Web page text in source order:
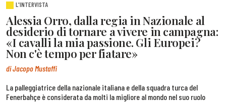
L'INTERVISTA
Alessia Orro, dalla regia in Nazionale al
desiderio di tornare a vivere in campagna:
«I cavalli la mia passione. Gli Europei?
Non c'è tempo per fiatare»
di Jacopo Mustaffi
La palleggiatrice della nazionale italiana e della squadra turca del
Fenerbahçe è considerata da molti la migliore al mondo nel suo ruolo